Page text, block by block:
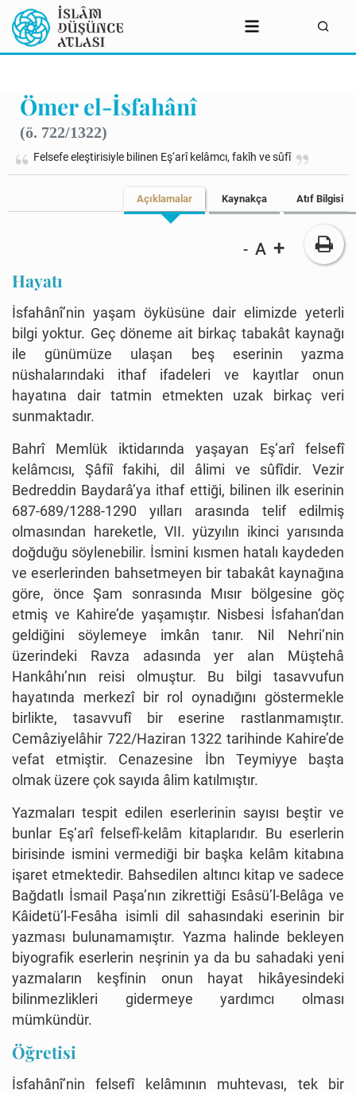
Ömer el-İsfahânî
(ö. 722/1322)
Felsefe eleştirisiyle bilinen Eş‘arî kelâmcı, fakîh ve sûfî
Açıklamalar Kaynakça Atıf Bilgisi
- A +
Hayatı
İsfahânî’nin yaşam öyküsüne dair elimizde yeterli
bilgi yoktur. Geç döneme ait birkaç tabakât kaynağı
ile günümüze ulaşan beş eserinin yazma
nüshalarındaki ithaf ifadeleri ve kayıtlar onun
hayatına dair tatmin etmekten uzak birkaç veri
sunmaktadır.
Bahrî Memlük iktidarında yaşayan Eş‘arî felsefî
kelâmcısı, Şâfiî fakihi, dil âlimi ve sûfîdir. Vezir
Bedreddin Baydarâ’ya ithaf ettiği, bilinen ilk eserinin
687-689/1288-1290 yılları arasında telif edilmiş
olmasından hareketle, VII. yüzyılın ikinci yarısında
doğduğu söylenebilir. İsmini kısmen hatalı kaydeden
ve eserlerinden bahsetmeyen bir tabakât kaynağına
göre, önce Şam sonrasında Mısır bölgesine göç
etmiş ve Kahire’de yaşamıştır. Nisbesi İsfahan’dan
geldiğini söylemeye imkân tanır. Nil Nehri’nin
üzerindeki Ravza adasında yer alan Müştehâ
Hankâhı’nın reisi olmuştur. Bu bilgi tasavvufun
hayatında merkezî bir rol oynadığını göstermekle
birlikte, tasavvufî bir eserine rastlanmamıştır.
Cemâziyelâhir 722/Haziran 1322 tarihinde Kahire’de
vefat etmiştir. Cenazesine İbn Teymiyye başta
olmak üzere çok sayıda âlim katılmıştır.
Yazmaları tespit edilen eserlerinin sayısı beştir ve
bunlar Eş‘arî felsefî-kelâm kitaplarıdır. Bu eserlerin
birisinde ismini vermediği bir başka kelâm kitabına
işaret etmektedir. Bahsedilen altıncı kitap ve sadece
Bağdatlı İsmail Paşa’nın zikrettiği Esâsü’l-Belâga ve
Kâidetü’l-Fesâha isimli dil sahasındaki eserinin bir
yazması bulunamamıştır. Yazma halinde bekleyen
biyografik eserlerin neşrinin ya da bu sahadaki yeni
yazmaların keşfinin onun hayat hikâyesindeki
bilinmezlikleri gidermeye yardımcı olması
mümkündür.
Öğretisi
İsfahânî’nin felsefî kelâmının muhtevası, tek bir